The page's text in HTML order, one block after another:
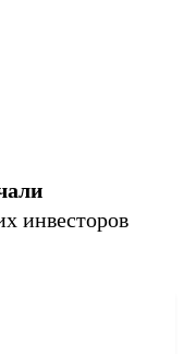
инвесторов